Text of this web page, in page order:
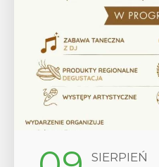
SIERPIEŃ